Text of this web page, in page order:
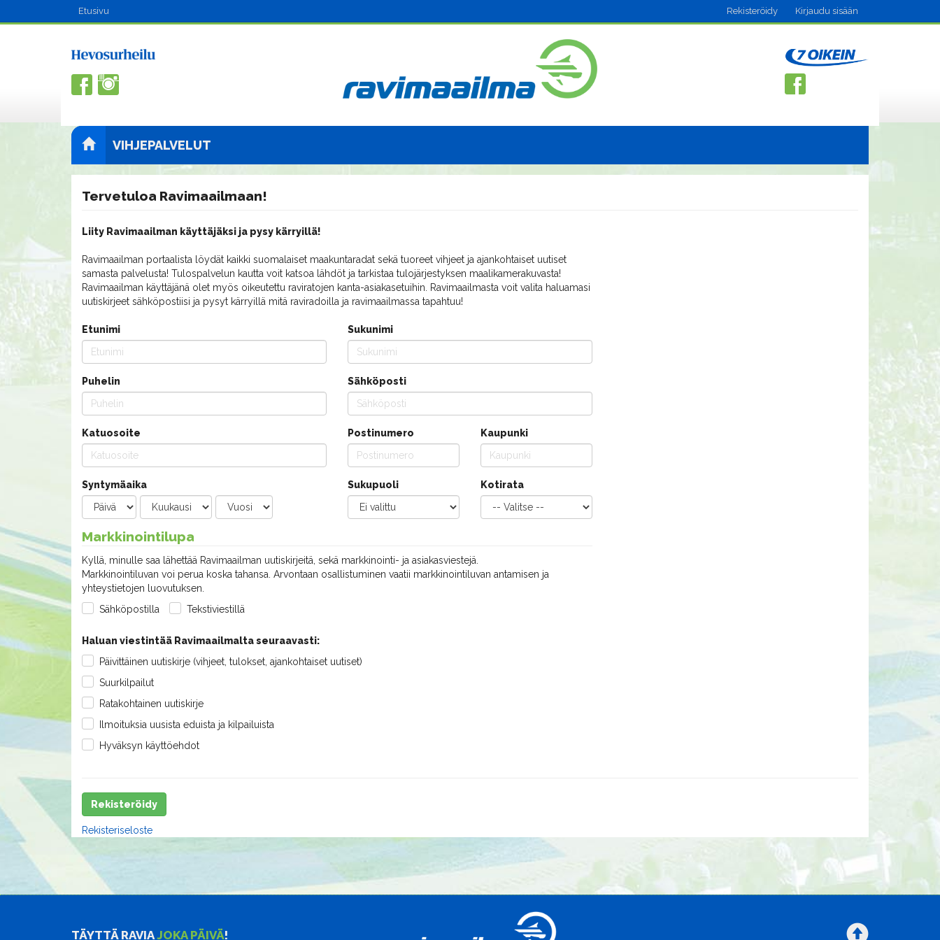
Etusivu Rekisteröidy Kirjaudu sisään
VIHJEPALVELUT
Tervetuloa Ravimaailmaan!
Liity Ravimaailman käyttäjäksi ja pysy kärryillä!
Ravimaailman portaalista löydät kaikki suomalaiset maakuntaradat sekä tuoreet vihjeet ja ajankohtaiset uutiset
samasta palvelusta! Tulospalvelun kautta voit katsoa lähdöt ja tarkistaa tulojärjestyksen maalikamerakuvasta!
Ravimaailman käyttäjänä olet myös oikeutettu raviratojen kanta-asiakasetuihin. Ravimaailmasta voit valita haluamasi
uutiskirjeet sähköpostiisi ja pysyt kärryillä mitä raviradoilla ja ravimaailmassa tapahtuu!
Etunimi Sukunimi
Puhelin Sähköposti
Katuosoite Postinumero Kaupunki
Syntymäaika Sukupuoli Kotirata
Markkinointilupa
Kyllä, minulle saa lähettää Ravimaailman uutiskirjeitä, sekä markkinointi- ja asiakasviestejä.
Markkinointiluvan voi perua koska tahansa. Arvontaan osallistuminen vaatii markkinointiluvan antamisen ja
yhteystietojen luovutuksen.
Sähköpostilla
Tekstiviestillä
Haluan viestintää Ravimaailmalta seuraavasti:
Päivittäinen uutiskirje (vihjeet, tulokset, ajankohtaiset uutiset)
Suurkilpailut
Ratakohtainen uutiskirje
Ilmoituksia uusista eduista ja kilpailuista
Hyväksyn käyttöehdot
Rekisteröidy
Rekisteriseloste
TÄYTTÄ RAVIAJOKA PÄIVÄ!